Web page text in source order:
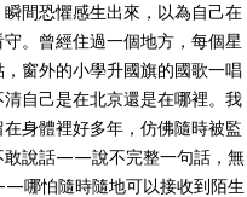
瞬間恐懼感生出來，以為自己在
。曾經住過一個地方，每個星
窗外的小學升國旗的國歌一唱
自己是在北京還是在哪裡。我
在身體裡好多年，仿佛隨時被監
敢說話——說不完整一句話，無
哪怕隨時隨地可以接收到陌生